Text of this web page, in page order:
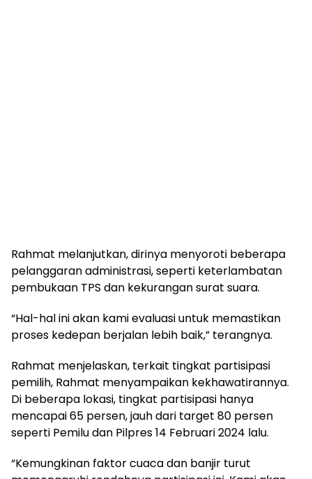
Rahmat melanjutkan, dirinya menyoroti beberapa
pelanggaran administrasi, seperti keterlambatan
pembukaan TPS dan kekurangan surat suara.
“Hal-hal ini akan kami evaluasi untuk memastikan
proses kedepan berjalan lebih baik,” terangnya.
Rahmat menjelaskan, terkait tingkat partisipasi
pemilih, Rahmat menyampaikan kekhawatirannya.
Di beberapa lokasi, tingkat partisipasi hanya
mencapai 65 persen, jauh dari target 80 persen
seperti Pemilu dan Pilpres 14 Februari 2024 lalu.
“Kemungkinan faktor cuaca dan banjir turut